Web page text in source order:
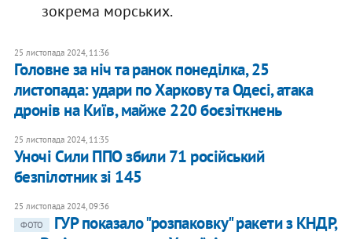
зокрема морських.
25 листопада 2024, 11:36
Головне за ніч та ранок понеділка, 25
листопада: удари по Харкову та Одесі, атака
дронів на Київ, майже 220 боєзіткнень
25 листопада 2024, 11:35
Уночі Сили ППО збили 71 російський
безпілотник зі 145
25 листопада 2024, 09:36
ФОТО
ГУР показало "розпаковку" ракети з КНДР,